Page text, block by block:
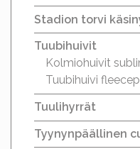
Stadion torvi
Tuubihuivit
Kolmiohuivit
Tuubihuivi
Tuulihyrrät
Tyynynpäällinen